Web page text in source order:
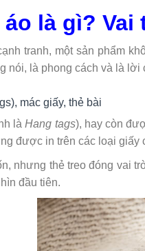
là gì?
tranh, một sản phẩm
nói, là phong cách và là
mác giấy, thẻ bài
làHang tags), hay còn
được in trên các loại
nhưng thẻ treo đóng vai
đầu tiên.